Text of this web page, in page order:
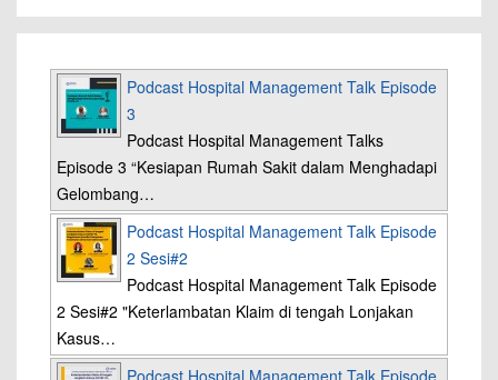
Podcast Hospital Management Talk Episode
3
Podcast Hospital Management Talks
Episode 3 “Kesiapan Rumah Sakit dalam Menghadapi
Gelombang…
Podcast Hospital Management Talk Episode
2 Sesi#2
Podcast Hospital Management Talk Episode
2 Sesi#2 "Keterlambatan Klaim di tengah Lonjakan
Kasus…
Podcast Hospital Management Talk Episode